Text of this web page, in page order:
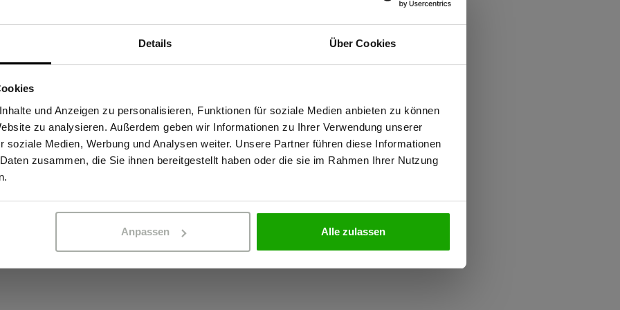
Details Über Cookies
und Anzeigen zu personalisieren, Funktionen für soziale Medien anbieten zu können
zu analysieren. Außerdem geben wir Informationen zu Ihrer Verwendung unserer
soziale Medien, Werbung und Analysen weiter. Unsere Partner führen diese Informationen
zusammen, die Sie ihnen bereitgestellt haben oder die sie im Rahmen Ihrer Nutzung
Anpassen Alle zulassen
an Unterarm,
an dieser stylischen
Begleiter für jede
und bietet einen hohen
optimales Körperklima und
unter der Wetterschutzjacke
immer die richtige
Gekämmte Innen- und Außenseite
Kein Einsatz von PFAS
Sind Sie Gewerbetreibender?
dass ich Gewerbetreibender bin. Alle Preise werden netto ausgewiesen.
PRIVATPERSON